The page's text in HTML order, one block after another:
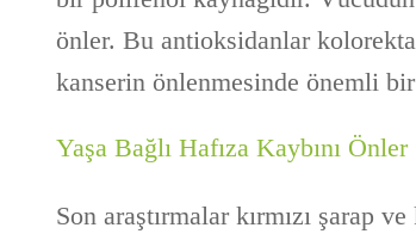
önler. Bu antioksidanlar
kanserin önlenmesinde önemli
Yaşa Bağlı Hafıza Kaybını Önler
Son araştırmalar kırmızı şarap